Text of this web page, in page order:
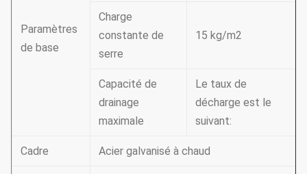
Paramètres
de base
Charge
constante de
serre
15 kg/m2
Capacité de
drainage
maximale
Le taux de
décharge est le
suivant:
Cadre Acier galvanisé à chaud